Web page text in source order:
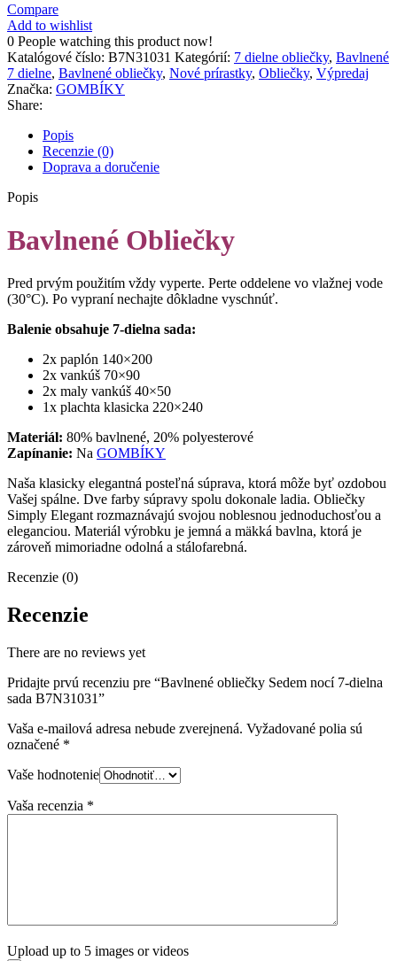
Compare
Add to wishlist
0 People watching this product now!
Katalógové číslo: B7N31031 Kategórií: 7 dielne obliečky, Bavlnené
7 dielne, Bavlnené obliečky, Nové prírastky, Obliečky, Výpredaj
Značka: GOMBÍKY
Share:
Popis
Recenzie (0)
Doprava a doručenie
Popis
Bavlnené Obliečky
Pred prvým použitím vždy vyperte. Perte oddelene vo vlažnej vode
(30°C). Po vypraní nechajte dôkladne vyschnúť.
Balenie obsahuje 7-dielna sada:
2x paplón 140×200
2x vankúš 70×90
2x maly vankúš 40×50
1x plachta klasicka 220×240
Materiál: 80% bavlnené, 20% polyesterové
Zapínanie: Na GOMBÍKY
Naša klasicky elegantná posteľná súprava, ktorá môže byť ozdobou
Vašej spálne. Dve farby súpravy spolu dokonale ladia. Obliečky
Simply Elegant rozmaznávajú svojou noblesnou jednoduchosťou a
eleganciou. Materiál výrobku je jemná a mäkká bavlna, ktorá je
zároveň mimoriadne odolná a stálofarebná.
Recenzie (0)
Recenzie
There are no reviews yet
Pridajte prvú recenziu pre “Bavlnené obliečky Sedem nocí 7-dielna
sada B7N31031”
Vaša e-mailová adresa nebude zverejnená. Vyžadované polia sú
označené *
Vaše hodnotenie
Vaša recenzia *
Upload up to 5 images or videos